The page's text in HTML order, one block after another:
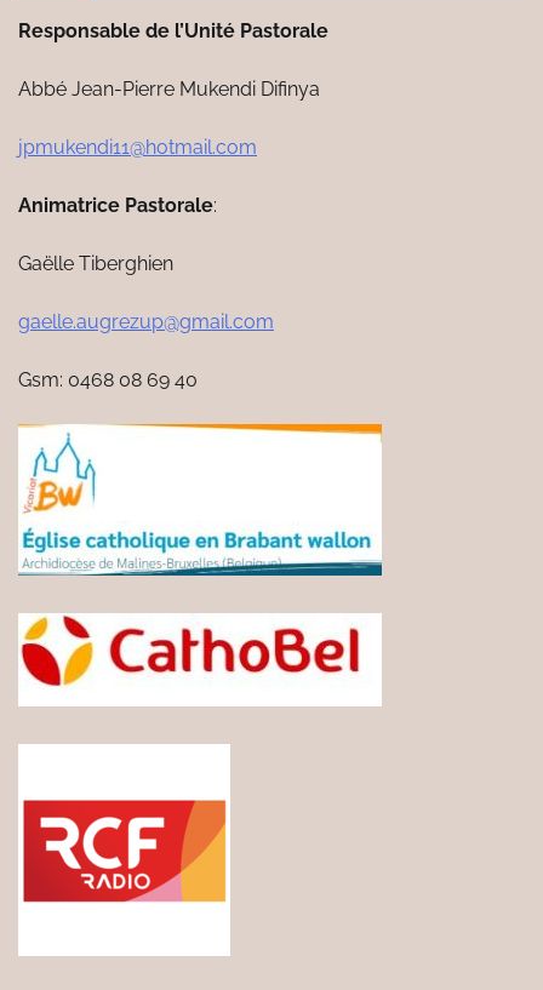
Responsable de l’Unité Pastorale
Abbé Jean-Pierre Mukendi Difinya
jpmukendi11@hotmail.com
Animatrice Pastorale:
Gaëlle Tiberghien
gaelle.augrezup@gmail.com
Gsm: 0468 08 69 40